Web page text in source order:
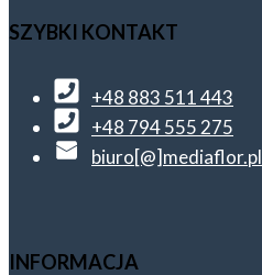
SZYBKI KONTAKT
+48 883 511 443
+48 794 555 275
biuro[@]mediaflor.pl
INFORMACJA